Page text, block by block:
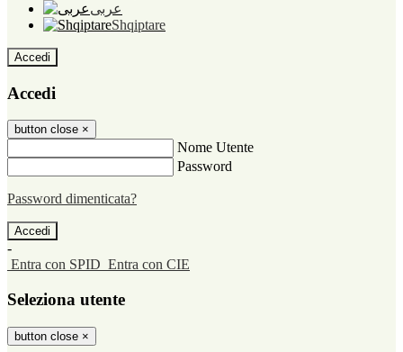
عربى
Shqiptare
Accedi
Accedi
button close ×
Nome Utente
Password
Password dimenticata?
-
Entra con SPID Entra con CIE
Seleziona utente
button close ×